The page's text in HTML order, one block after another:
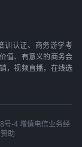
训认证、商务游学考
值、有意义的商务会
，视频直播，在线选
-4 增值电信业务经
助